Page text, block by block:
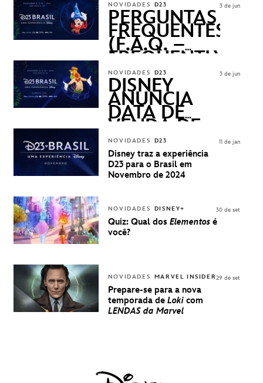
NOVIDADES D23
PERGUNTAS
FREQUENTES
(F.A.Q. –
FREQUENTLY
ASKED
QUESTIONS)
3 de jun
NOVIDADES D23
DISNEY
ANUNCIA
DATA DE
VENDA DE
INGRESSOS
PARA A D23
BRASIL -
UMA
DISNEY
3 de jun
NOVIDADES D23
Disney traz a experiência
D23 para o Brasil em
Novembro de 2024
11 de jan
NOVIDADES DISNEY+
Quiz: Qual dos Elementos é
você?
30 de set
NOVIDADES MARVEL INSIDER
Prepare-se para a nova
temporada de Loki com
LENDAS da Marvel
29 de set